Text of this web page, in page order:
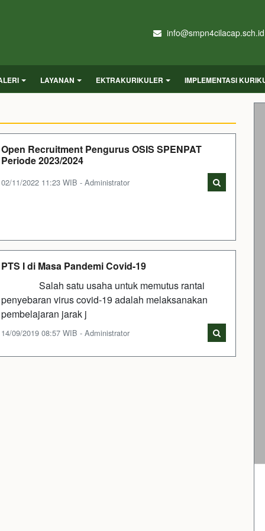
info@smpn4cilacap.sch.id
LAYANAN EKTRAKURIKULER IMPLEMENTASI
Open Recruitment Pengurus OSIS SPENPAT
Periode 2023/2024
02/11/2022 11:23 WIB - Administrator
PTS I di Masa Pandemi Covid-19
Salah satu usaha untuk memutus rantai
penyebaran virus covid-19 adalah melaksanakan
pembelajaran jarak j
14/09/2019 08:57 WIB - Administrator